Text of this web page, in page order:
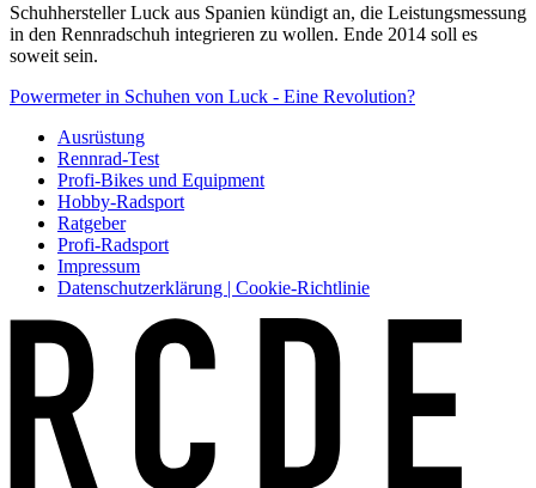
Schuhhersteller Luck aus Spanien kündigt an, die Leistungsmessung
in den Rennradschuh integrieren zu wollen. Ende 2014 soll es
soweit sein.
Powermeter in Schuhen von Luck - Eine Revolution?
Ausrüstung
Rennrad-Test
Profi-Bikes und Equipment
Hobby-Radsport
Ratgeber
Profi-Radsport
Impressum
Datenschutzerklärung | Cookie-Richtlinie